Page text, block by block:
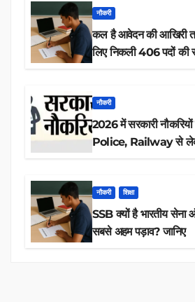
नौकरी
कल है आवेदन की आखिरी
लिए निकली 406 पदों की
नौकरी
2026 में सरकारी
Police, Railway से
नौकरी शिक्षा
SSB क्यों है भारतीय
सबसे अहम पड़ाव? जानिए